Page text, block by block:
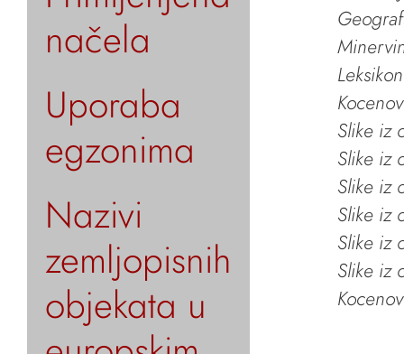
načela
Uporaba
egzonima
Nazivi
zemljopisnih
objekata u
Slike iz
Slike iz
Slike iz
Slike iz
Slike iz
Slike iz